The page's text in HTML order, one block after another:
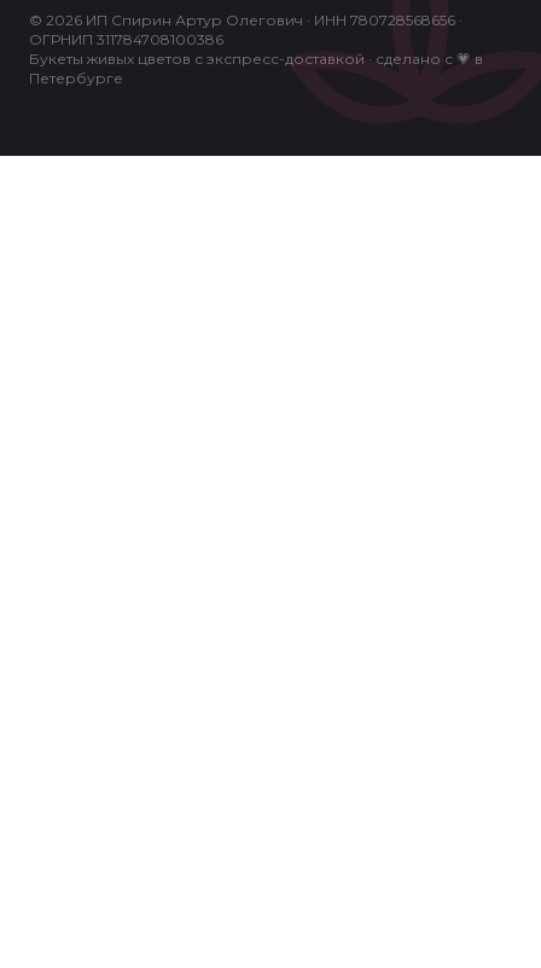
© 2026 ИП Спирин Артур Олегович · ИНН 780728568656 ·
ОГРНИП 311784708100386
Букеты живых цветов с экспресс-доставкой · сделано с 💗 в
Петербурге